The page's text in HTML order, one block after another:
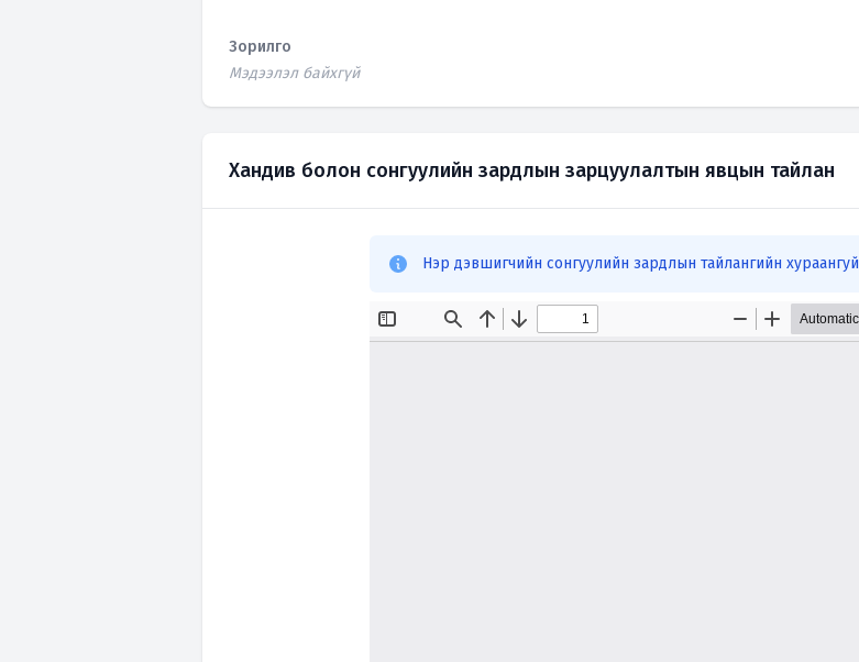
Зорилго
Мэдээлэл байхгүй
Хандив болон сонгуулийн зардлын зарцуулалтын явцын тайлан
Нэр дэвшигчийн сонгуулийн зардлын тайлангийн хураангуй